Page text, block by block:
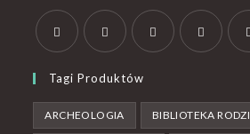
Tagi Produktów
ARCHEOLOGIA BIBLIOTEKA